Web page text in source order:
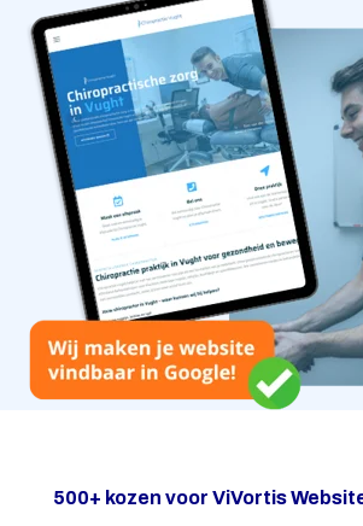
500+ kozen voor ViVortis